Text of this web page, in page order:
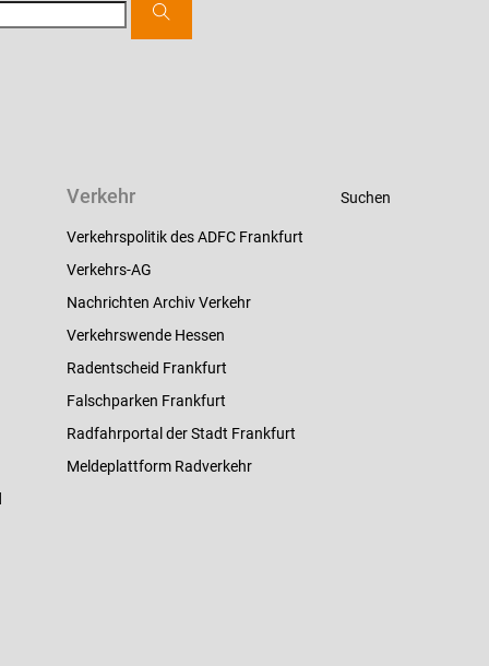
Verkehr
Verkehrspolitik des ADFC Frankfurt
Verkehrs-AG
Nachrichten Archiv Verkehr
Verkehrswende Hessen
Radentscheid Frankfurt
Falschparken Frankfurt
Radfahrportal der Stadt Frankfurt
Meldeplattform Radverkehr
Suchen